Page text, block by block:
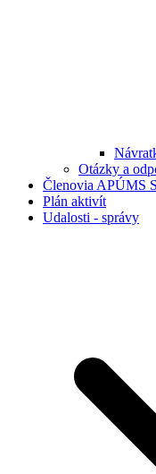
Otázky a
Členovia APÚMS
Plán aktivít
Udalosti - správy